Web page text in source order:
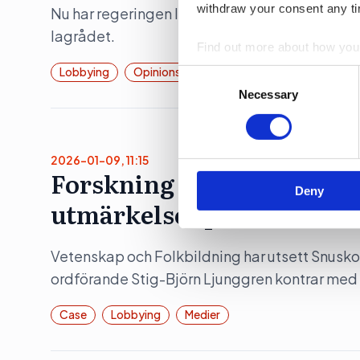
withdraw your consent any
Find out more about how
information about your use
other information that
Consent
Necessary
Deny
Nu har regeringen lämnat över remiss som
lagrådet.
Lobbying Opinionsbildning
2026-01-09, 11:15
Forskning och Framsteg
utmärkelser på varandra
Vetenskap och Folkbildning har utsett
ordförande Stig-Björn Ljunggren kontrar
Case Lobbying Medier